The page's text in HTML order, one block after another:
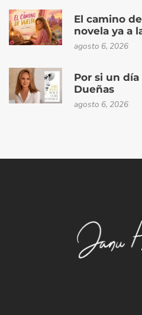
El camino
novela ya a
agosto 6, 2026
Por si un
Dueñas
agosto 6, 2026